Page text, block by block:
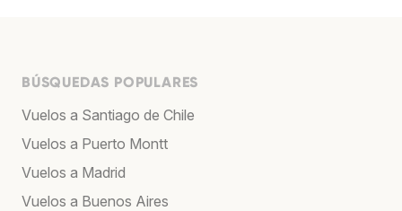
BÚSQUEDAS POPULARES
Vuelos a Santiago de Chile
Vuelos a Puerto Montt
Vuelos a Madrid
Vuelos a Buenos Aires